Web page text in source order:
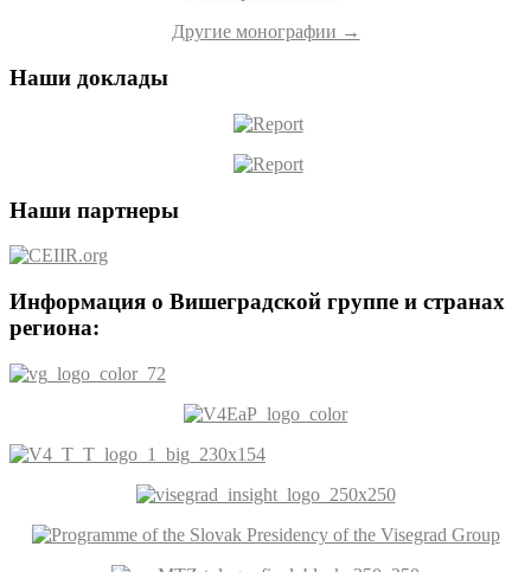
Другие монографии →
Наши доклады
Наши партнеры
Информация о Вишеградской группе и странах
региона: